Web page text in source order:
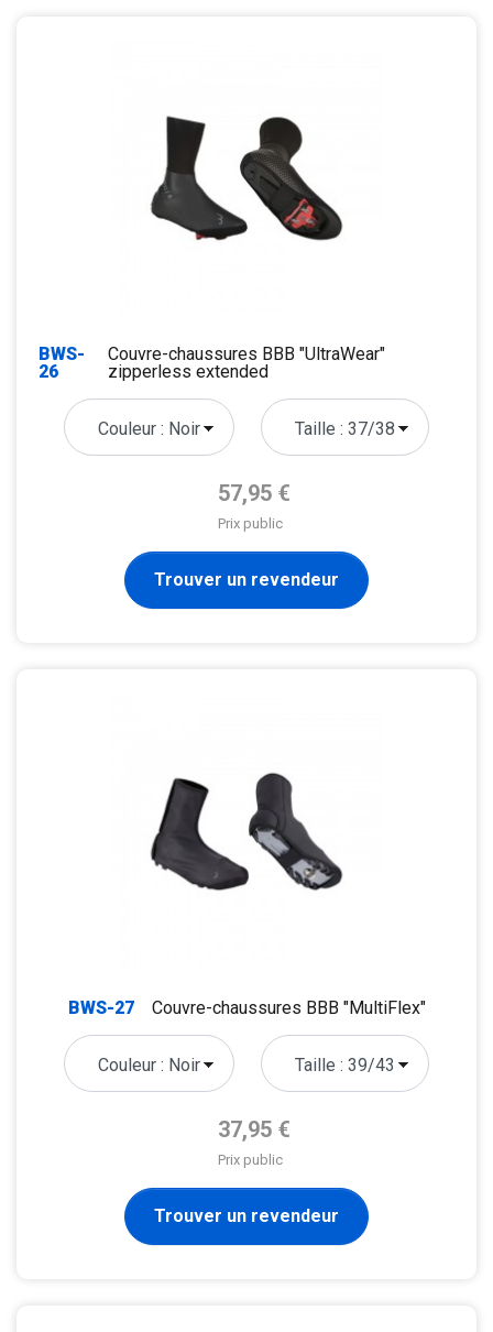
BWS-
26
Couvre-chaussures BBB "UltraWear"
zipperless extended
Prix de base
57,95 €
Prix public
Trouver un revendeur
BWS-27 Couvre-chaussures BBB "MultiFlex"
Prix de base
37,95 €
Prix public
Trouver un revendeur